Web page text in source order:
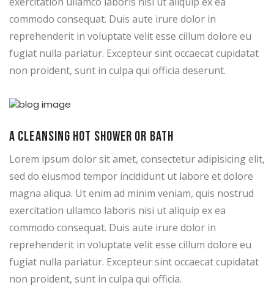
commodo consequat. Duis aute irure dolor in
reprehenderit in voluptate velit esse cillum dolore eu
fugiat nulla pariatur. Excepteur sint occaecat cupidatat
non proident, sunt in culpa qui officia deserunt.
A cleansing hot shower or bath
Lorem ipsum dolor sit amet, consectetur adipisicing elit,
sed do eiusmod tempor incididunt ut labore et dolore
magna aliqua. Ut enim ad minim veniam, quis nostrud
exercitation ullamco laboris nisi ut aliquip ex ea
commodo consequat. Duis aute irure dolor in
reprehenderit in voluptate velit esse cillum dolore eu
fugiat nulla pariatur. Excepteur sint occaecat cupidatat
non proident, sunt in culpa qui officia.